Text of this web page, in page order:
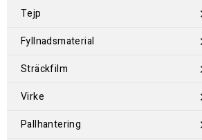
Tejp
Fyllnadsmaterial
Sträckfilm
Virke
Pallhantering